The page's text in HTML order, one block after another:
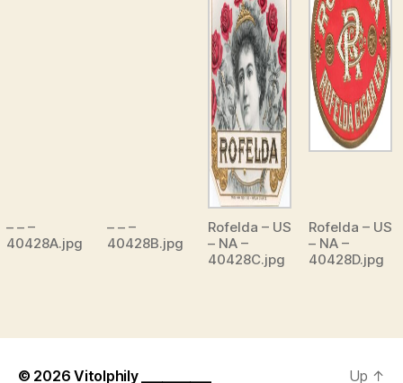
– – –
40428A.jpg
– – –
40428B.jpg
Rofelda – US
– NA –
40428C.jpg
Rofelda – US
– NA –
40428D.jpg
© 2026Vitolphily __________ Up ↑